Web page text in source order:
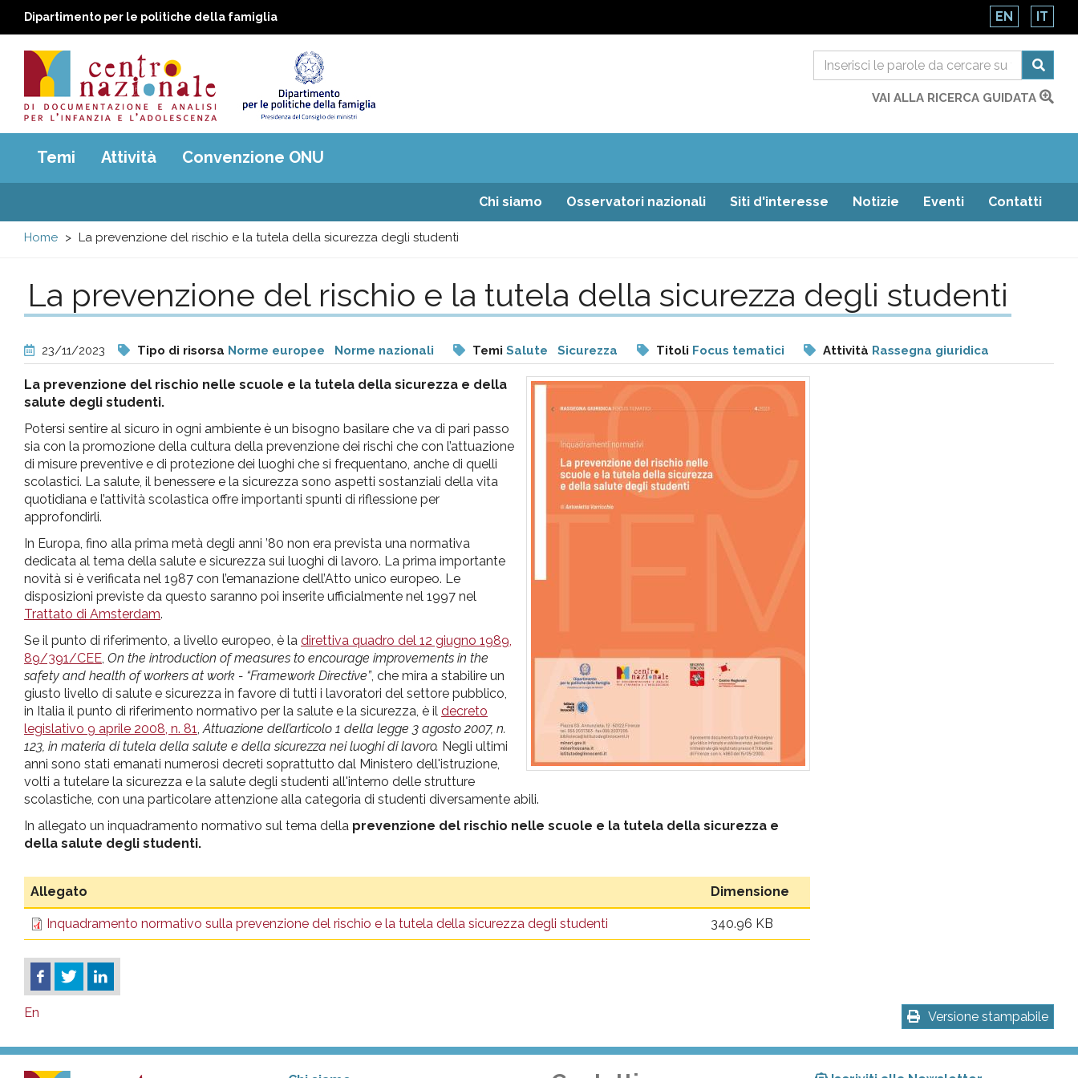
Dipartimento per le politiche della famiglia EN IT
Centro
nazionale
di
e
analisi
pr
l'infanzia
e
l'adolescenza
VAI ALLA RICERCA GUIDATA
Main
menu
Temi Attività Convenzione ONU
Chi siamo Osservatori nazionali Siti d'interesse Notizie Eventi Contatti
Home La prevenzione del rischio e la tutela della sicurezza degli studenti
La prevenzione del rischio e la tutela della sicurezza degli studenti
23/11/2023 Tipo di risorsa Norme europee Norme nazionali Temi Salute Sicurezza Titoli Focus tematici Attività Rassegna giuridica
La prevenzione del rischio nelle scuole e la tutela della sicurezza e della
salute degli studenti.
Potersi sentire al sicuro in ogni ambiente è un bisogno basilare che va di pari passo
sia con la promozione della cultura della prevenzione dei rischi che con l’attuazione
di misure preventive e di protezione dei luoghi che si frequentano, anche di quelli
scolastici. La salute, il benessere e la sicurezza sono aspetti sostanziali della vita
quotidiana e l’attività scolastica offre importanti spunti di riflessione per
approfondirli.
In Europa, fino alla prima metà degli anni ’80 non era prevista una normativa
dedicata al tema della salute e sicurezza sui luoghi di lavoro. La prima importante
novità si è verificata nel 1987 con l’emanazione dell’Atto unico europeo. Le
disposizioni previste da questo saranno poi inserite ufficialmente nel 1997 nel
Trattato di Amsterdam.
Se il punto di riferimento, a livello europeo, è la direttiva quadro del 12 giugno 1989,
89/391/CEE On the introduction of measures to encourage improvements in the
safety and health of workers at work - “Framework Directive”, che mira a stabilire un
giusto livello di salute e sicurezza in favore di tutti i lavoratori del settore pubblico,
in Italia il punto di riferimento normativo per la salute e la sicurezza, è il decreto
legislativo 9 aprile 2008, n. 81 Attuazione dell’articolo 1 della legge 3 agosto 2007, n.
123, in materia di tutela della salute e della sicurezza nei luoghi di lavoro. Negli ultimi
anni sono stati emanati numerosi decreti soprattutto dal Ministero dell'istruzione,
volti a tutelare la sicurezza e la salute degli studenti all'interno delle strutture
scolastiche, con una particolare attenzione alla categoria di studenti diversamente abili.
In allegato un inquadramento normativo sul tema della prevenzione del rischio nelle scuole e la tutela della sicurezza e
della salute degli studenti.
Allegato Dimensione
Inquadramento normativo sulla prevenzione del rischio e la tutela della sicurezza degli studenti 340.96 KB
Versione stampabile
En